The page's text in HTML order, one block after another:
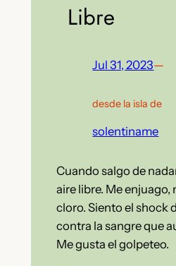
Libre
Jul 31, 2023—
desde la isla de
solentiname
Cuando salgo de
aire libre. Me enjuago,
cloro. Siento el shock
contra la sangre que
Me gusta el golpeteo.